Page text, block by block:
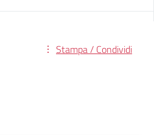
Stampa / Condividi